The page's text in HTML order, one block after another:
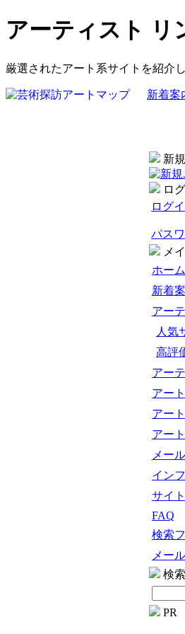
アーティスト リ
厳選されたアート系サイトを紹介
新着案
新
ロ
ログ
パス
メ
ホーム
新着
アー
人気
高評
アー
アー
アー
アー
メー
イン
サイ
FAQ
検索
メー
検索
PR